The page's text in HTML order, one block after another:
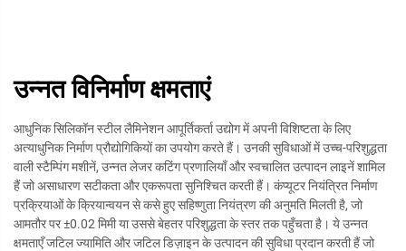
उन्नत विनिर्माण क्षमताएं
आधुनिक सिलिकॉन स्टील लैमिनेशन आपूर्तिकर्ता उद्योग में अपनी विशिष्टता के लिए
अत्याधुनिक निर्माण प्रौद्योगिकियों का उपयोग करते हैं। उनकी सुविधाओं में उच्च-परिशुद्धता
वाली स्टैम्पिंग मशीनें, उन्नत लेजर कटिंग प्रणालियाँ और स्वचालित उत्पादन लाइनें शामिल
हैं जो असाधारण सटीकता और एकरूपता सुनिश्चित करती हैं। कंप्यूटर नियंत्रित निर्माण
प्रक्रियाओं के क्रियान्वयन से कसे हुए सहिष्णुता नियंत्रण की अनुमति मिलती है, जो
आमतौर पर ±0.02 मिमी या उससे बेहतर परिशुद्धता के स्तर तक पहुँचता है। ये उन्नत
क्षमताएँ जटिल ज्यामिति और जटिल डिज़ाइन के उत्पादन की सुविधा प्रदान करती हैं जो